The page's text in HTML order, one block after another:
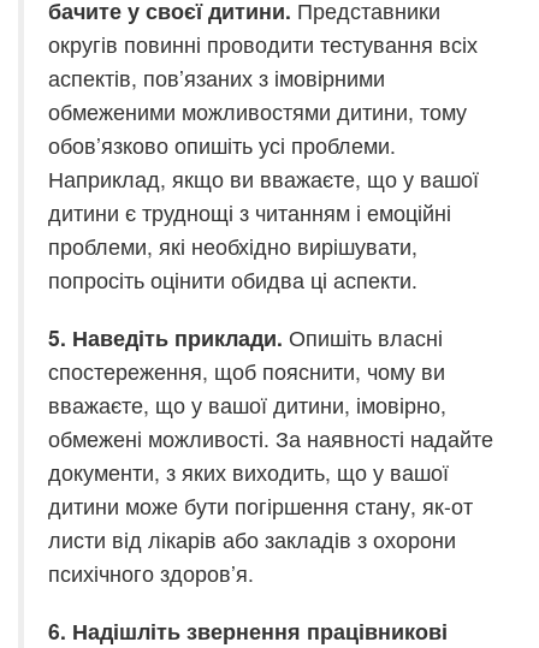
бачите у своєї дитини. Представники
округів повинні проводити тестування всіх
аспектів, пов’язаних з імовірними
обмеженими можливостями дитини, тому
обов’язково опишіть усі проблеми.
Наприклад, якщо ви вважаєте, що у вашої
дитини є труднощі з читанням і емоційні
проблеми, які необхідно вирішувати,
попросіть оцінити обидва ці аспекти.
5. Наведіть приклади. Опишіть власні
спостереження, щоб пояснити, чому ви
вважаєте, що у вашої дитини, імовірно,
обмежені можливості. За наявності надайте
документи, з яких виходить, що у вашої
дитини може бути погіршення стану, як-от
листи від лікарів або закладів з охорони
психічного здоров’я.
6. Надішліть звернення працівникові